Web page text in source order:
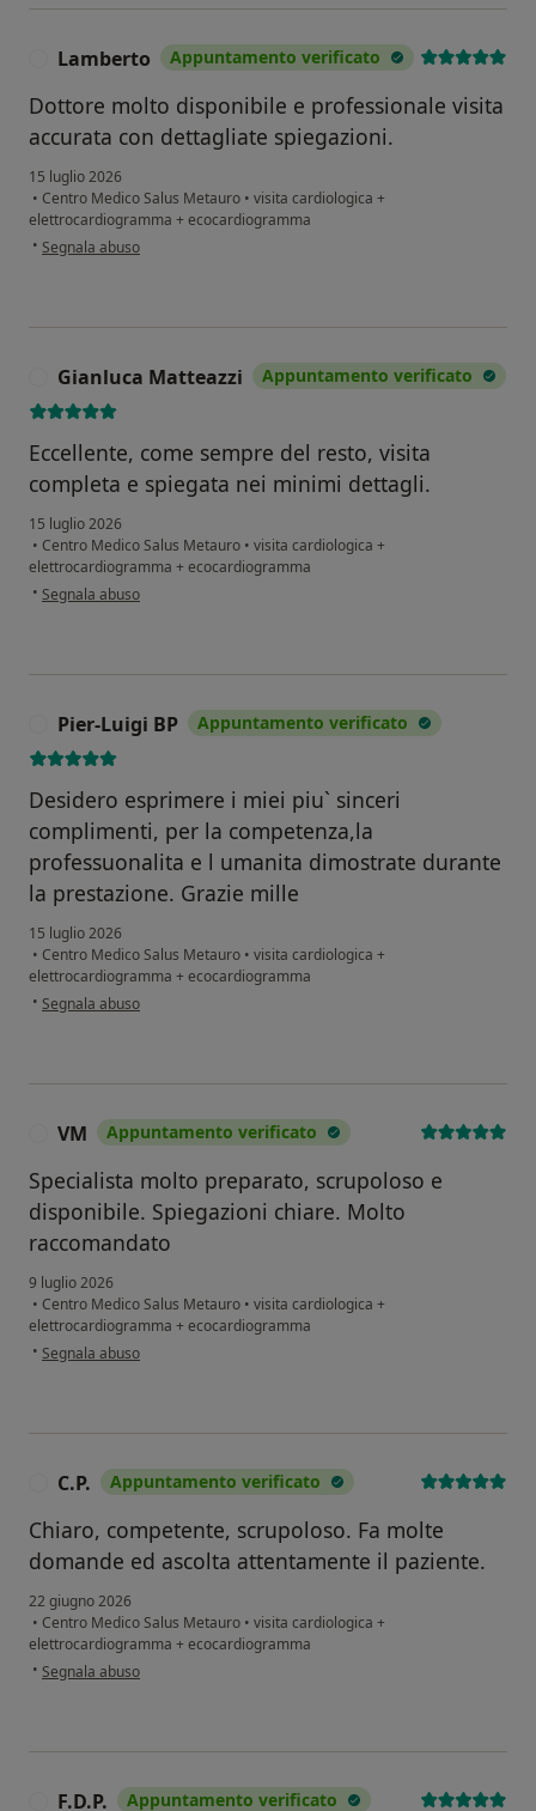
Lamberto Appuntamento verificato
Dottore molto disponibile e professionale visita
accurata con dettagliate spiegazioni.
15 luglio 2026
• Centro Medico Salus Metauro • visita cardiologica +
elettrocardiogramma + ecocardiogramma
• secondo l'opinione dell'utente Lamberto
Segnala abuso
Gianluca Matteazzi Appuntamento verificato
Eccellente, come sempre del resto, visita
completa e spiegata nei minimi dettagli.
15 luglio 2026
• Centro Medico Salus Metauro • visita cardiologica +
elettrocardiogramma + ecocardiogramma
• secondo l'opinione dell'utente Gianluca Matteazzi
Segnala abuso
Pier-Luigi BP Appuntamento verificato
Desidero esprimere i miei piu` sinceri
complimenti, per la competenza,la
professuonalita e l umanita dimostrate durante
la prestazione. Grazie mille
15 luglio 2026
• Centro Medico Salus Metauro • visita cardiologica +
elettrocardiogramma + ecocardiogramma
• secondo l'opinione dell'utente Pier-Luigi BP
Segnala abuso
VM Appuntamento verificato
Specialista molto preparato, scrupoloso e
disponibile. Spiegazioni chiare. Molto
raccomandato
9 luglio 2026
• Centro Medico Salus Metauro • visita cardiologica +
elettrocardiogramma + ecocardiogramma
• secondo l'opinione dell'utente VM
Segnala abuso
C.P. Appuntamento verificato
Chiaro, competente, scrupoloso. Fa molte
domande ed ascolta attentamente il paziente.
22 giugno 2026
• Centro Medico Salus Metauro • visita cardiologica +
elettrocardiogramma + ecocardiogramma
• secondo l'opinione dell'utente C.P.
Segnala abuso
F.D.P. Appuntamento verificato